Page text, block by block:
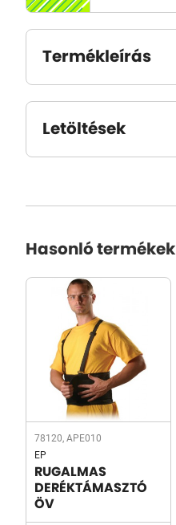
Termékleírás
Letöltések
Hasonló termékek
78120, APE010
EP
RUGALMAS
DERÉKTÁMASZTÓ
ÖV